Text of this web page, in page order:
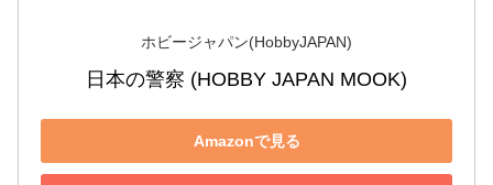
ホビージャパン(HobbyJAPAN)
日本の警察 (HOBBY JAPAN MOOK)
Amazonで見る